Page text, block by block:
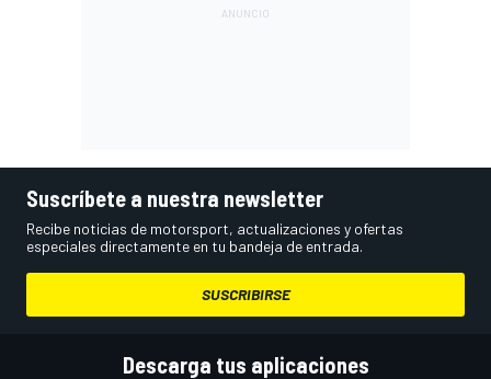
Suscríbete a nuestra newsletter
Recibe noticias de motorsport, actualizaciones y ofertas
especiales directamente en tu bandeja de entrada.
SUSCRIBIRSE
Descarga tus aplicaciones